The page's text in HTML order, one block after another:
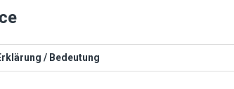
/ Bedeutung